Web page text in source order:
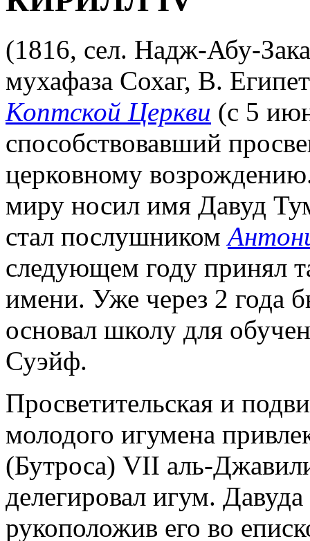
(1816, сел. Надж-Абу-
мухафаза Сохаг, В.
Коптской Церкви (с 5
способствовавший
церковному
миру носил имя Давуд
стал послушником
следующем году принял
имени. Уже через 2 года
основал школу для
Суэйф.
Просветительская и
молодого игумена
(Бутроса) VII аль-
делегировал игум.
рукоположив его во